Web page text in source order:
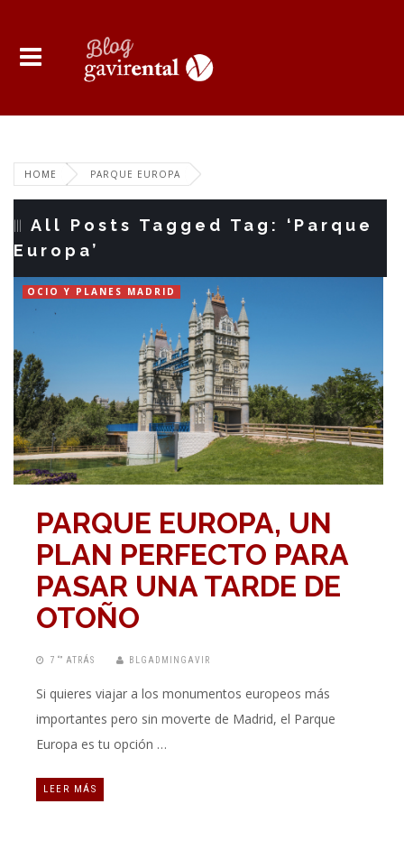
HOME PARQUE EUROPA
All Posts Tagged Tag: ‘Parque
Europa’
OCIO Y PLANES MADRID
PARQUE EUROPA, UN
PLAN PERFECTO PARA
PASAR UNA TARDE DE
OTOÑO
7 “” ATRÁS BLGADMINGAVIR
Si quieres viajar a los monumentos europeos más
importantes pero sin moverte de Madrid, el Parque
Europa es tu opción …
LEER MÁS